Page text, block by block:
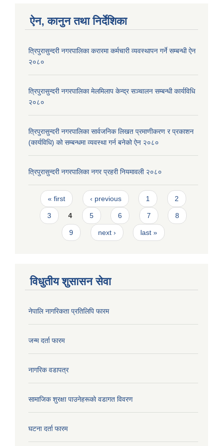
ऐन, कानुन तथा निर्देशिका
त्रिपुरासुन्दरी नगरपालिका करारमा कर्मचारी व्यवस्थापन गर्ने सम्बन्धी ऐन
२०८०
त्रिपुरासुन्दरी नगरपालिका मेलमिलाप केन्द्र सञ्चालन सम्बन्धी कार्यविधि
२०८०
त्रिपुरासुन्दरी नगरपालिका सार्वजनिक लिखत प्रमाणीकरण र प्रकाशन
(कार्यविधि) को सम्बन्धमा व्यवस्था गर्न बनेको ऐन २०८०
त्रिपुरासुन्दरी नगरपालिका नगर प्रहरी नियमावली २०८०
Pages
« first ‹ previous 1 2
3 4 5 6 7 8
9 next › last »
विधुतीय शुसासन सेवा
नेपालि नागरिकता प्रतिलिपि फारम
जन्म दर्ता फारम
नागरिक वडापत्र
सामाजिक शुरक्षा पाउनेहरूकाे वडागत विवरण
घटना दर्ता फारम